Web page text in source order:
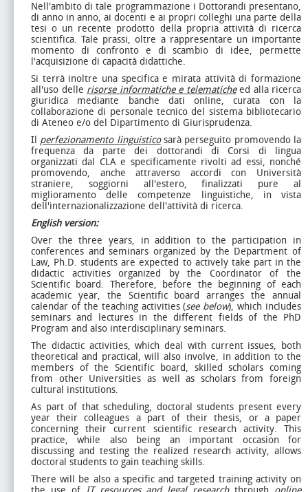
Nell'ambito di tale programmazione i Dottorandi presentano,
di anno in anno, ai docenti e ai propri colleghi una parte della
tesi o un recente prodotto della propria attività di ricerca
scientifica. Tale prassi, oltre a rappresentare un importante
momento di confronto e di scambio di idee, permette
l'acquisizione di capacità didattiche.
Si terrà inoltre una specifica e mirata attività di formazione
all'uso delle risorse informatiche e telematicheed alla ricerca
giuridica mediante banche dati online, curata con la
collaborazione di personale tecnico del sistema bibliotecario
di Ateneo e/o del Dipartimento di Giurisprudenza.
Il perfezionamento linguisticosarà perseguito promovendo la
frequenza da parte dei dottorandi di Corsi di lingua
organizzati dal CLA e specificamente rivolti ad essi, nonché
promovendo, anche attraverso accordi con Università
straniere, soggiorni all'estero, finalizzati pure al
miglioramento delle competenze linguistiche, in vista
dell'internazionalizzazione dell'attività di ricerca.
English version:
Over the three years, in addition to the participation in
conferences and seminars organized by the Department of
Law, Ph.D. students are expected to actively take part in the
didactic activities organized by the Coordinator of the
Scientific board. Therefore, before the beginning of each
academic year, the Scientific board arranges the annual
calendar of the teaching activities (see below), which includes
seminars and lectures in the different fields of the PhD
Program and also interdisciplinary seminars.
The didactic activities, which deal with current issues, both
theoretical and practical, will also involve, in addition to the
members of the Scientific board, skilled scholars coming
from other Universities as well as scholars from foreign
cultural institutions.
As part of that scheduling, doctoral students present every
year their colleagues a part of their thesis, or a paper
concerning their current scientific research activity. This
practice, while also being an important occasion for
discussing and testing the realized research activity, allows
doctoral students to gain teaching skills.
There will be also a specific and targeted training activity on